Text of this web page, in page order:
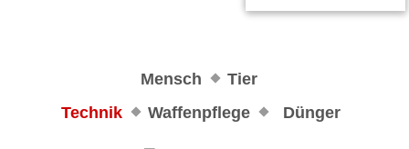
Mensch
Tier
Technik
Waffenpflege Dünger